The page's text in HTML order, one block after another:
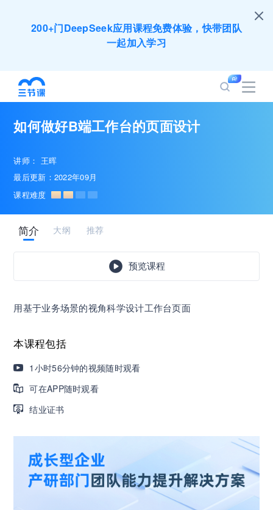
200+门DeepSeek应用课程免费体验，快带团队
一起加入学习
培训人只给员工找学习资源，却忘记自己也要成长
出海业务到底要落地哪些国家才合适？国别文化与
企业正处于快速成长期，但员工能力跟不上发展？
8000门课程解决成长型企业所有岗位技能差距
营销获客｜流量转化｜数据驱动｜销售赢单 4000
+课程等你带团队一起免费学习
的业务赋能
🔥精选10门AI王牌课：助你成功入行AI岗位，🚀
成为行业AI人才！
三节课X工信部AI岗位能力认证 · 全国合伙人招
如何做好B端工作台的页面设计
讲师： 王晖
最后更新：2022年09月
课程难度
简介 大纲 推荐
预览课程
用基于业务场景的视角科学设计工作台页面
本课程包括
1小时56分钟的视频随时观看
可在APP随时观看
结业证书